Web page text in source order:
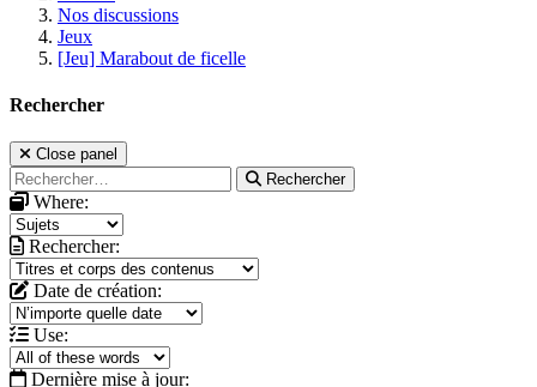
Nos discussions
Jeux
[Jeu] Marabout de ficelle
Rechercher
Close panel
Rechercher
Where:
Rechercher:
Date de création:
Use:
Dernière mise à jour: